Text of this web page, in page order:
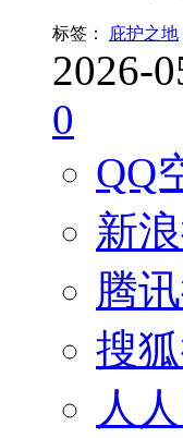
标签： 庇护之地
2026-
0
QQ
新
腾
搜
人